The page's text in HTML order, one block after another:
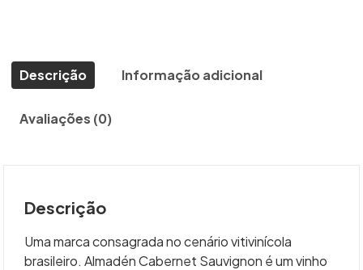
Descrição Informação adicional
Avaliações (0)
Descrição
Uma marca consagrada no cenário vitivinícola
brasileiro. Almadén Cabernet Sauvignon é um vinho